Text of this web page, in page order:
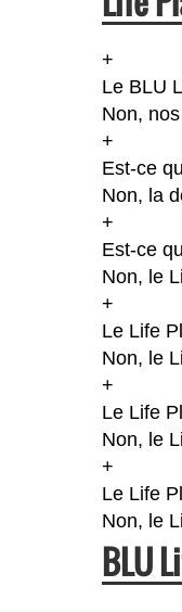
+
Le BLU
Non,
+
Est-ce
Non, la
+
Est-ce
Non, le
+
Le Life
Non, le
+
Le Life
Non, le
+
Le Life
Non, le
BLU